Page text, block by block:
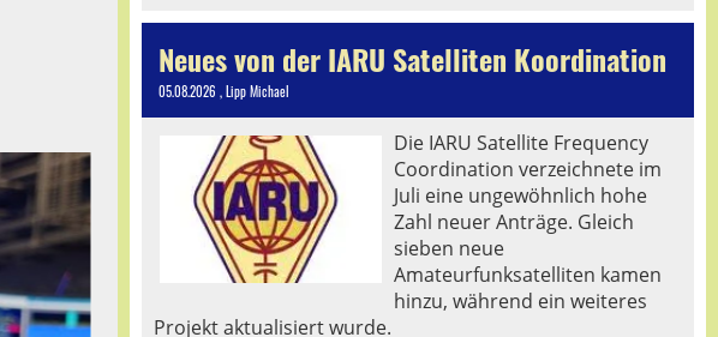
Neues von der IARU Satelliten Koordination
05.08.2026 , Lipp Michael
Die IARU Satellite Frequency
Coordination verzeichnete im
Juli eine ungewöhnlich hohe
Zahl neuer Anträge. Gleich
sieben neue
Amateurfunksatelliten kamen
hinzu, während ein weiteres
Projekt aktualisiert wurde.